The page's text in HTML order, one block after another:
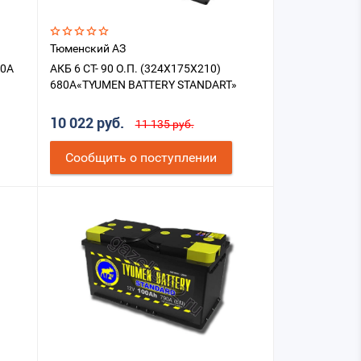
Тюменский АЗ
АКБ 6 СТ- 90 О.П. (324X175X210)
680A«TYUMEN BATTERY STANDART»
10 022 руб. 11 135 руб.
Cообщить о поступлении